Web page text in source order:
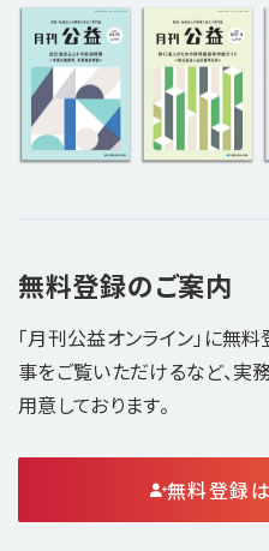
無料登録のご案内
「月刊公益オンライン」に無
事をご覧いただけるなど、実
用意しております。
無料登録